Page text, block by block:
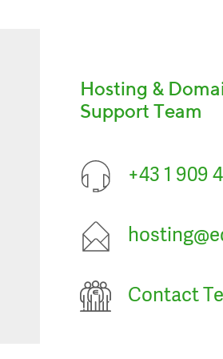
Hosting &
Support Team
+43 1 909
Contact